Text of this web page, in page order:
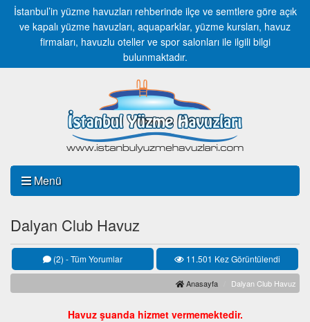
İstanbul’in yüzme havuzları rehberinde ilçe ve semtlere göre açık
ve kapalı yüzme havuzları, aquaparklar, yüzme kursları, havuz
firmaları, havuzlu oteller ve spor salonları ile ilgili bilgi
bulunmaktadır.
Menü
Dalyan Club Havuz
(2) - Tüm Yorumlar 11.501 Kez Görüntülendi
Anasayfa Dalyan Club Havuz
Havuz şuanda hizmet vermemektedir.